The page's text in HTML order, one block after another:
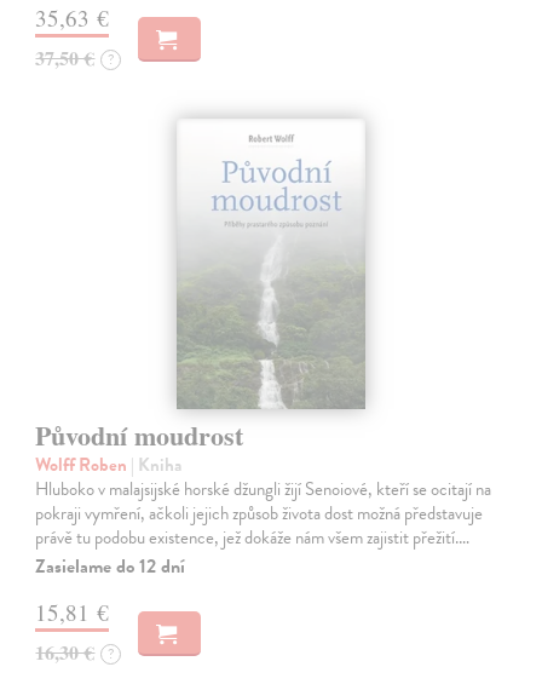
35,63 €
37,50 € ?
Původní moudrost
Wolff Roben | Kniha
Hluboko v malajsijské horské džungli žijí Senoiové, kteří se ocitají na
pokraji vymření, ačkoli jejich způsob života dost možná představuje
právě tu podobu existence, jež dokáže nám všem zajistit přežití.…
Zasielame do 12 dní
15,81 €
16,30 € ?